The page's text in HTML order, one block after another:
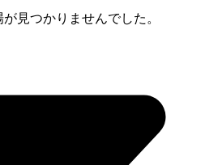
見つかりませんでした。